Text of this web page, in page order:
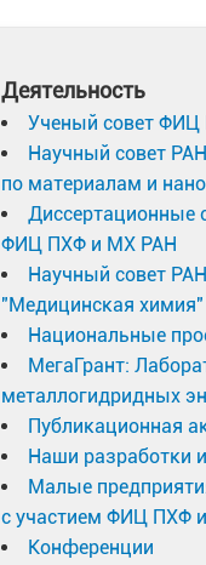
Деятельность
Ученый совет
Научный совет РАН
по материалам и
Диссертационные
ФИЦ ПХФ и МХ РАН
Научный совет РАН
"Медицинская химия"
Национальные
МегаГрант:
металлогидридных
Публикационная
Наши разработки
Малые
с участием ФИЦ ПХФ
Конференции